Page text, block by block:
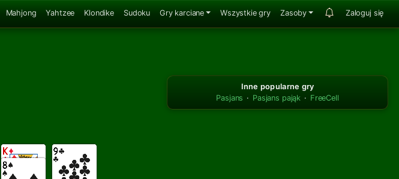
Mahjong Yahtzee Klondike Sudoku Gry karciane Wszystkie gry Zasoby Zaloguj się
Inne popularne gry
Pasjans · Pasjans pająk · FreeCell